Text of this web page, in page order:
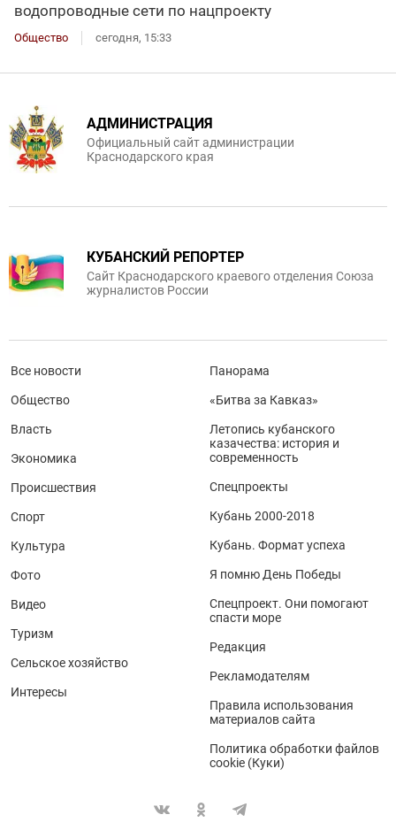
водопроводные сети по нацпроекту
Общество сегодня, 15:33
АДМИНИСТРАЦИЯ
Официальный сайт администрации
Краснодарского края
КУБАНСКИЙ РЕПОРТЕР
Сайт Краснодарского краевого отделения Союза
журналистов России
Все новости
Общество
Власть
Экономика
Происшествия
Спорт
Культура
Фото
Видео
Туризм
Сельское хозяйство
Интересы
Панорама
«Битва за Кавказ»
Летопись кубанского
казачества: история и
современность
Спецпроекты
Кубань 2000-2018
Кубань. Формат успеха
Я помню День Победы
Спецпроект. Они помогают
спасти море
Редакция
Рекламодателям
Правила использования
материалов сайта
Политика обработки файлов
cookie (Куки)